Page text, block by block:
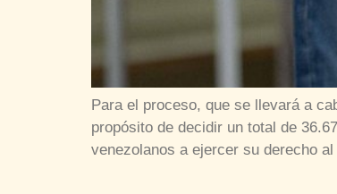
Para el proceso, que se llevará a
propósito de decidir un total de
venezolanos a ejercer su derecho